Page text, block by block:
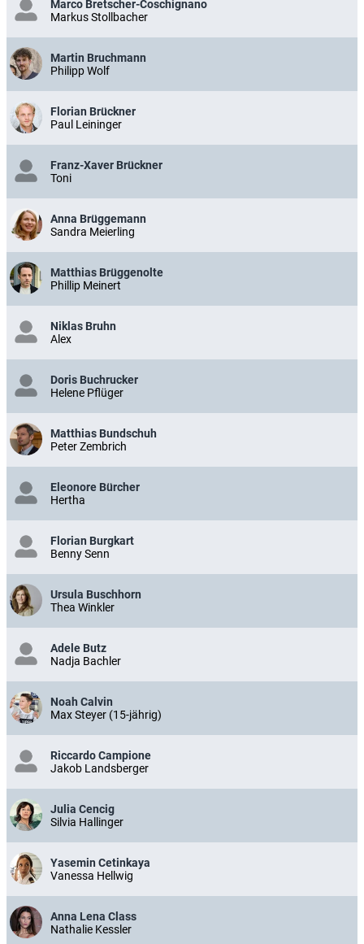
Marco Bretscher-Coschignano
Markus Stollbacher
Martin Bruchmann
Philipp Wolf
Florian Brückner
Paul Leininger
Franz-Xaver Brückner
Toni
Anna Brüggemann
Sandra Meierling
Matthias Brüggenolte
Phillip Meinert
Niklas Bruhn
Alex
Doris Buchrucker
Helene Pflüger
Matthias Bundschuh
Peter Zembrich
Eleonore Bürcher
Hertha
Florian Burgkart
Benny Senn
Ursula Buschhorn
Thea Winkler
Adele Butz
Nadja Bachler
Noah Calvin
Max Steyer (15-jährig)
Riccardo Campione
Jakob Landsberger
Julia Cencig
Silvia Hallinger
Yasemin Cetinkaya
Vanessa Hellwig
Anna Lena Class
Nathalie Kessler